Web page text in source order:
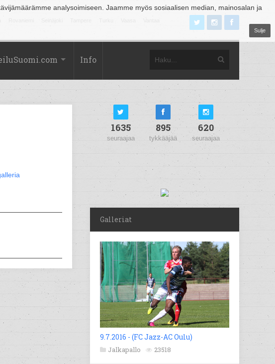
analysoimiseen. Jaamme myös sosiaalisen median, mainosalan ja
Sulje
Info
1635
seuraajaa
895
tykkääjää
620
seuraajaa
Galleriat
9.7.2016 - (FC Jazz-AC Oulu)
Jalkapallo 23518